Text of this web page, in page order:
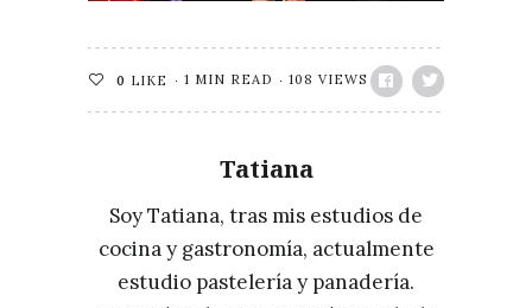
0 LIKE 1 MIN READ 108 VIEWS
Tatiana
Soy Tatiana, tras mis estudios de
cocina y gastronomía, actualmente
estudio pastelería y panadería.